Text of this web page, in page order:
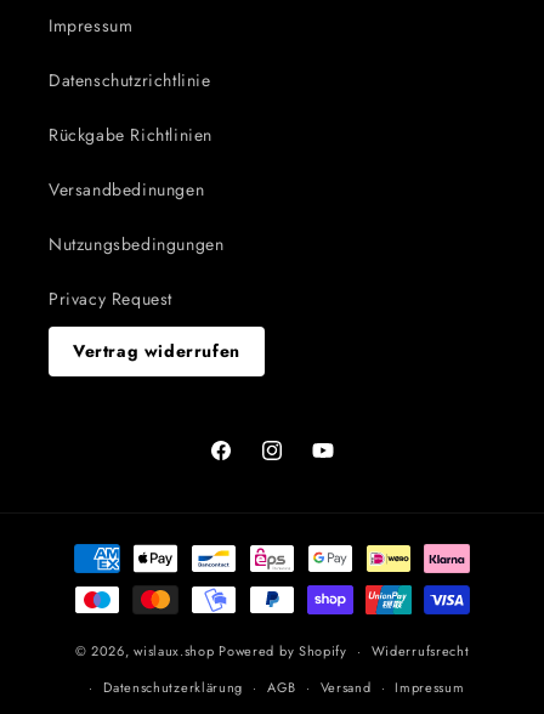
Impressum
Datenschutzrichtlinie
Rückgabe Richtlinien
Versandbedinungen
Nutzungsbedingungen
Privacy Request
Vertrag widerrufen
FacebookInstagramYouTube
Zahlungsmethoden
© 2026,wislaux.shop Powered by Shopify
Widerrufsrecht
Datenschutzerklärung
AGB Versand Impressum